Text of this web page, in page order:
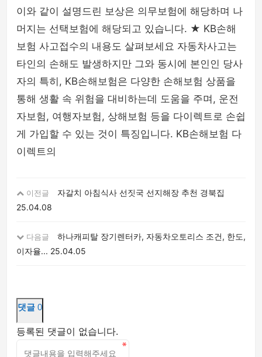
이와 같이 설명드린 보상은 의무보험에 해당하며 나
머지는 선택보험에 해당되고 있습니다. ★ KB손해
보험 사고접수의 내용도 살펴보세요 자동차사고는
타인의 손해도 발생하지만 그와 동시에 본인인 당사
자의 특히, KB손해보험은 다양한 손해보험 상품을
통해 생활 속 위험을 대비하는데 도움을 주며, 운전
자보험, 여행자보험, 상해보험 등을 다이렉트로 손쉽
게 가입할 수 있는 것이 특징입니다. KB손해보험 다
이렉트의
이전글
자갈치 아침식사 선짓국 선지해장 추천 경북집
25.04.08
다음글
하나캐피탈 장기렌터카, 자동차오토리스 조건, 한도,
이자율... 25.04.05
댓글 0
등록된 댓글이 없습니다.